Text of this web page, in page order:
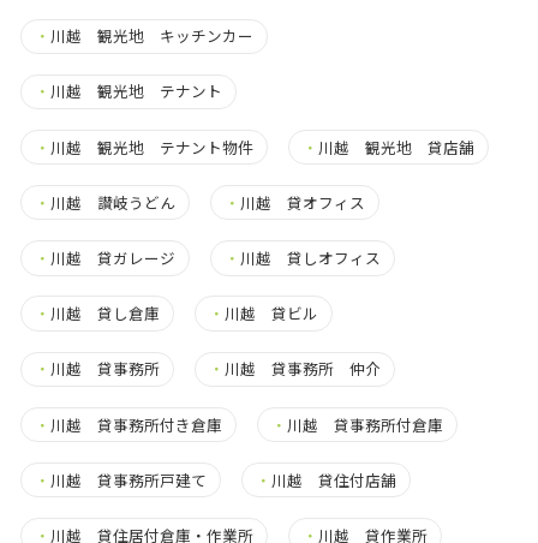
・ 川越 観光地 キッチンカー
・ 川越 観光地 テナント
・ 川越 観光地 テナント物件 ・ 川越 観光地 貸店舗
・ 川越 讃岐うどん ・ 川越 貸オフィス
・ 川越 貸ガレージ ・ 川越 貸しオフィス
・ 川越 貸し倉庫 ・ 川越 貸ビル
・ 川越 貸事務所 ・ 川越 貸事務所 仲介
・ 川越 貸事務所付き倉庫 ・ 川越 貸事務所付倉庫
・ 川越 貸事務所戸建て ・ 川越 貸住付店舗
・ 川越 貸住居付倉庫・作業所 ・ 川越 貸作業所